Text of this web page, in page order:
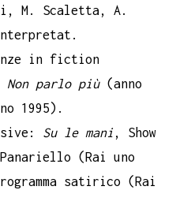
M. Scaletta, A.
in fiction
Non parlo più(anno
1995).
Su le mani , Show
(Rai uno
satirico (Rai